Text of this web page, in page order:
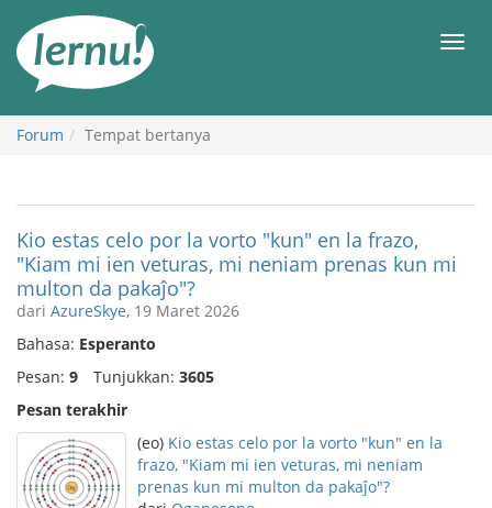
daftar
Forum Tempat bertanya
Kio estas celo por la vorto "kun" en la frazo,
"Kiam mi ien veturas, mi neniam prenas kun mi
multon da pakaĵo"?
dari AzureSkye, 19 Maret 2026
Bahasa: Esperanto
Pesan: 9 Tunjukkan: 3605
Pesan terakhir
(eo) Kio estas celo por la vorto "kun" en la
frazo, "Kiam mi ien veturas, mi neniam
prenas kun mi multon da pakaĵo"?